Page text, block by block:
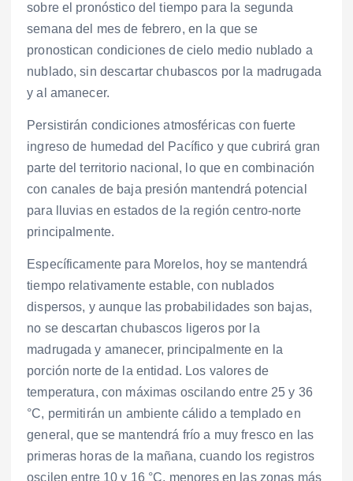
sobre el pronóstico del tiempo para la segunda
semana del mes de febrero, en la que se
pronostican condiciones de cielo medio nublado a
nublado, sin descartar chubascos por la madrugada
y al amanecer.
Persistirán condiciones atmosféricas con fuerte
ingreso de humedad del Pacífico y que cubrirá gran
parte del territorio nacional, lo que en combinación
con canales de baja presión mantendrá potencial
para lluvias en estados de la región centro-norte
principalmente.
Específicamente para Morelos, hoy se mantendrá
tiempo relativamente estable, con nublados
dispersos, y aunque las probabilidades son bajas,
no se descartan chubascos ligeros por la
madrugada y amanecer, principalmente en la
porción norte de la entidad. Los valores de
temperatura, con máximas oscilando entre 25 y 36
°C, permitirán un ambiente cálido a templado en
general, que se mantendrá frío a muy fresco en las
primeras horas de la mañana, cuando los registros
oscilen entre 10 y 16 °C, menores en las zonas más